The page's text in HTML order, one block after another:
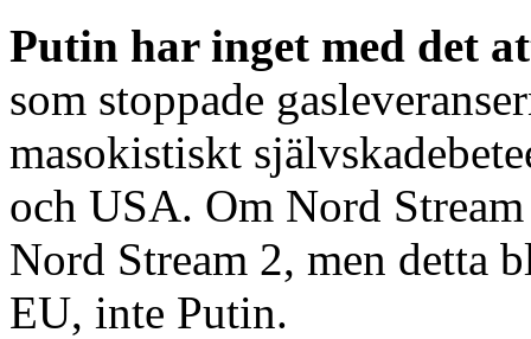
Putin har inget med det
som stoppade
masokistiskt
och USA. Om Nord
Nord Stream 2, men detta
EU, inte Putin.